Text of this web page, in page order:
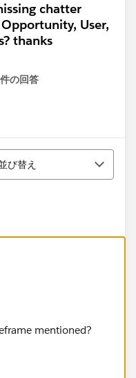
chatter
User,
thanks
の回答
び替え
mentioned?